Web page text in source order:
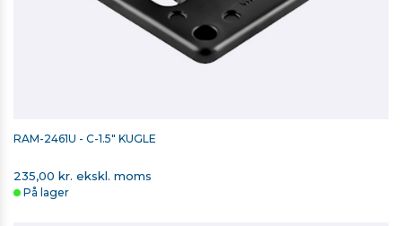
RAM-2461U - C-1.5" KUGLE
235,00 kr. ekskl. moms
På lager